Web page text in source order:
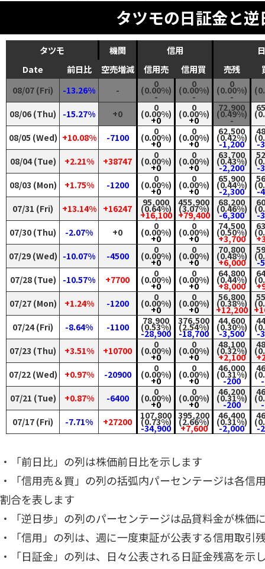
タツモの日証金と逆
タツモ 機関 信用
Date
前日比 空売増減 信用売 信用買 売残
08/07 (Fri) -13.26% -
0
(0.00%)
-
0
(0.00%)
-
0
(0.00%)
-
08/06 (Thu)
-15.27% +0
0
(0.00%)
+0
0
(0.00%)
+0
72,900
(0.49%)
-
08/05 (Wed) +10.08% -7100
0
(0.00%)
+0
0
(0.00%)
+0
62,500
(0.42%)
-1,200
-
08/04 (Tue)
+2.21% +38747
0
(0.00%)
+0
0
(0.00%)
+0
63,700
(0.43%)
-2,200
-
08/03 (Mon)
+1.75% -1200
0
(0.00%)
+0
0
(0.00%)
+0
65,900
(0.44%)
-2,300
-
07/31 (Fri)
+13.14% +16247
95,000
(0.64%)
+16,100
455,900
(3.07%)
+79,400
68,200
(0.46%)
-6,300
-
07/30 (Thu)
-2.07% +0
0
(0.00%)
+0
0
(0.00%)
+0
74,500
(0.50%)
+3,700
07/29 (Wed) -10.07% -4500
0
(0.00%)
+0
0
(0.00%)
+0
70,800
(0.48%)
+6,000
-
07/28 (Tue)
-10.57% +7700
0
(0.00%)
+0
0
(0.00%)
+0
64,800
(0.44%)
+8,000
07/27 (Mon)
+1.24% -1200
0
(0.00%)
+0
0
(0.00%)
+0
56,800
(0.38%)
+12,200
07/24 (Fri)
-8.64% -1100
78,900
(0.53%)
-28,900
376,500
(2.54%)
-18,700
44,600
(0.30%)
-3,500
-
07/23 (Thu)
+3.51% +10700
0
(0.00%)
+0
0
(0.00%)
+0
48,100
(0.32%)
+2,100
07/22 (Wed)
+0.97% -20900
0
(0.00%)
+0
0
(0.00%)
+0
46,000
(0.31%)
-200
07/21 (Tue)
+0.87% -6400
0
(0.00%)
+0
0
(0.00%)
+0
46,200
(0.31%)
-200
07/17 (Fri)
-7.71% +27200
107,800
(0.73%)
-34,900
395,200
(2.66%)
+7,600
46,400
(0.31%)
-2,000 -
・「前日比」の列は株価前日比を示します
・「信用売＆買」の列の括弧内パーセンテージは各信
割合を表します
・「逆日歩」の列のパーセンテージは品貸料金が株価
・「信用」の列は、週に一度東証が公表する信用取引
・「日証金」の列は、日々公表される日証金残高を示